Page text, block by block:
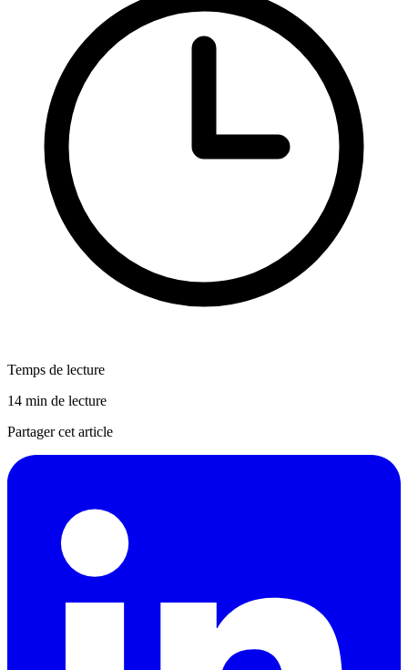
Temps de lecture
14 min de lecture
Partager cet article